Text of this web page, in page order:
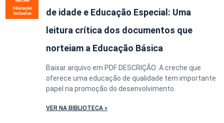
de idade e Educação Especial: Uma
leitura crítica dos documentos que
norteiam a Educação Básica
Baixar arquivo em PDF DESCRIÇÃO: A creche que
oferece uma educação de qualidade tem importante
papel na promoção do desenvolvimento.
VER NA BIBLIOTECA »